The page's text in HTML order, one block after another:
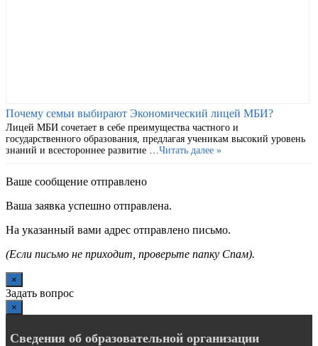
Почему семьи выбирают Экономический лицей МБИ?
Лицей МБИ сочетает в себе преимущества частного и
государственного образования, предлагая ученикам высокий уровень
знаний и всестороннее развитие … Читать далее »
Ваше сообщение отправлено
Ваша заявка успешно отправлена.
На указанный вами адрес отправлено письмо.
(Если письмо не приходит, проверьте папку Спам).
×
Задать вопрос
×
Сведения об образовательной организации